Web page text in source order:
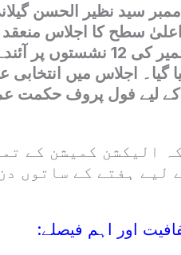
سید نظیر الحسن
اعلیٰ سطح کا اجلاس
پاکستان میں مقیم مہاجرین جموں و
گیا۔ اجلاس میں
کے لیے فول پروف حکمت
الیکشن کمیشن کے
لیے ہفتے کے ساتوں